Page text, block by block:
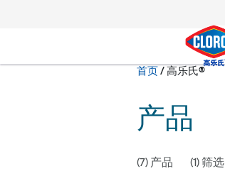
搜索
首页/当前状态：
高乐氏®
产品
(7) 产品 (1) 筛选